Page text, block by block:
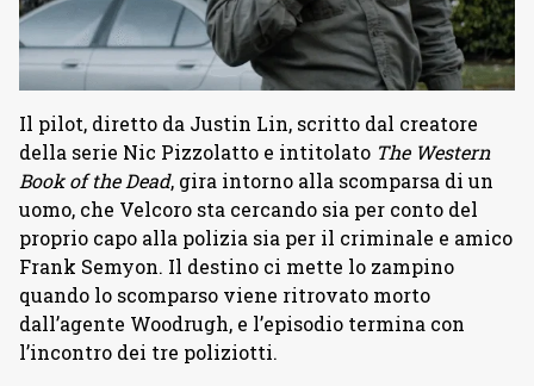
Il pilot, diretto da Justin Lin, scritto dal creatore
della serie Nic Pizzolatto e intitolato The Western
Book of the Dead, gira intorno alla scomparsa di un
uomo, che Velcoro sta cercando sia per conto del
proprio capo alla polizia sia per il criminale e amico
Frank Semyon. Il destino ci mette lo zampino
quando lo scomparso viene ritrovato morto
dall’agente Woodrugh, e l’episodio termina con
l’incontro dei tre poliziotti.